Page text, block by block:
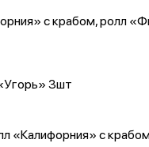
с крабом, ролл
3шт
с